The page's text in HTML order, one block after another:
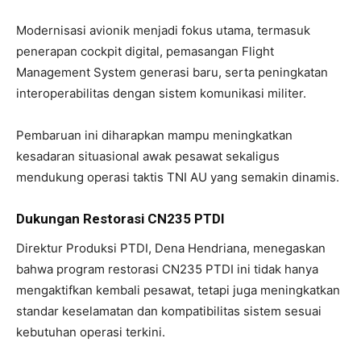
Modernisasi avionik menjadi fokus utama, termasuk
penerapan cockpit digital, pemasangan Flight
Management System generasi baru, serta peningkatan
interoperabilitas dengan sistem komunikasi militer.
Pembaruan ini diharapkan mampu meningkatkan
kesadaran situasional awak pesawat sekaligus
mendukung operasi taktis TNI AU yang semakin dinamis.
Dukungan Restorasi CN235 PTDI
Direktur Produksi PTDI, Dena Hendriana, menegaskan
bahwa program restorasi CN235 PTDI ini tidak hanya
mengaktifkan kembali pesawat, tetapi juga meningkatkan
standar keselamatan dan kompatibilitas sistem sesuai
kebutuhan operasi terkini.